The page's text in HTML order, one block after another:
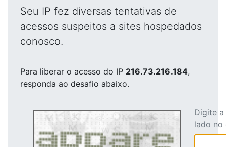
Seu IP fez diversas tentativas de
acessos suspeitos a sites hospedados
conosco.
Para liberar o acesso do IP 216.73.216.184,
responda ao desafio abaixo.
Digite
lado no